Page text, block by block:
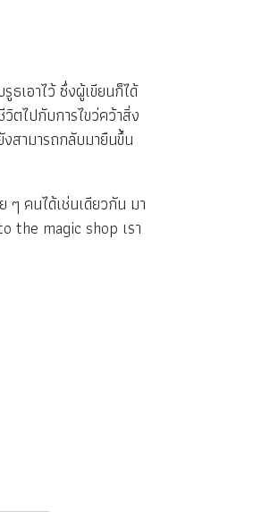
เอาไว้ ซึ่งผู้เขียนก็ได้
ตไปกับการไขว่คว้าสิ่ง
สามารถกลับมายืนขึ้น
ๆ คนได้เช่นเดียวกัน มา
the magic shop เรา